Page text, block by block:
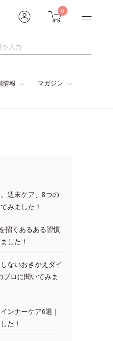
0
情報 マガジン
週末ケア、8つの
みました！
招くあるある習慣
した！
ないおきかえダイ
ロに聞いてみま
ンナーケア6選｜
た！